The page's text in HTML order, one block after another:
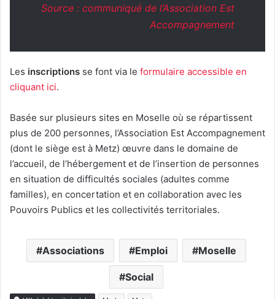
Source : communiqué de l’Association Est
Accompagnement
Les inscriptions se font via le formulaire accessible en
cliquant ici.
Basée sur plusieurs sites en Moselle où se répartissent
plus de 200 personnes, l’Association Est Accompagnement
(dont le siège est à Metz) œuvre dans le domaine de
l’accueil, de l’hébergement et de l’insertion de personnes
en situation de difficultés sociales (adultes comme
familles), en concertation et en collaboration avec les
Pouvoirs Publics et les collectivités territoriales.
Associations Emploi Moselle
Social